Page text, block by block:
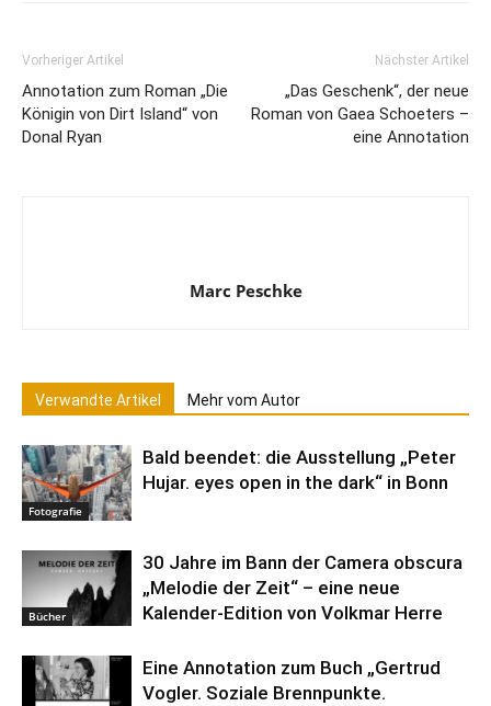
Vorheriger Artikel
Annotation zum Roman „Die
Königin von Dirt Island“ von
Donal Ryan
Nächster Artikel
„Das Geschenk“, der neue
Roman von Gaea Schoeters –
eine Annotation
Marc Peschke
Verwandte Artikel Mehr vom Autor
Fotografie
Bald beendet: die Ausstellung „Peter
Hujar. eyes open in the dark“ in Bonn
Bücher
30 Jahre im Bann der Camera obscura
„Melodie der Zeit“ – eine neue
Kalender-Edition von Volkmar Herre
Eine Annotation zum Buch „Gertrud
Vogler. Soziale Brennpunkte.